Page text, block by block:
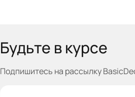
Будьте в курсе
Подпишитесь на рассылку